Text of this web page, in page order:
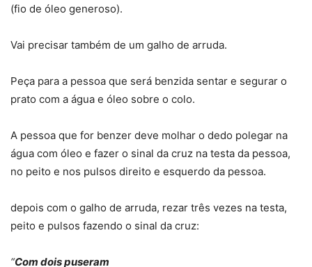
(fio de óleo generoso).
Vai precisar também de um galho de arruda.
Peça para a pessoa que será benzida sentar e segurar o
prato com a água e óleo sobre o colo.
A pessoa que for benzer deve molhar o dedo polegar na
água com óleo e fazer o sinal da cruz na testa da pessoa,
no peito e nos pulsos direito e esquerdo da pessoa.
depois com o galho de arruda, rezar três vezes na testa,
peito e pulsos fazendo o sinal da cruz:
“Com dois puseram